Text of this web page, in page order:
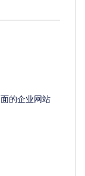
的企业网站